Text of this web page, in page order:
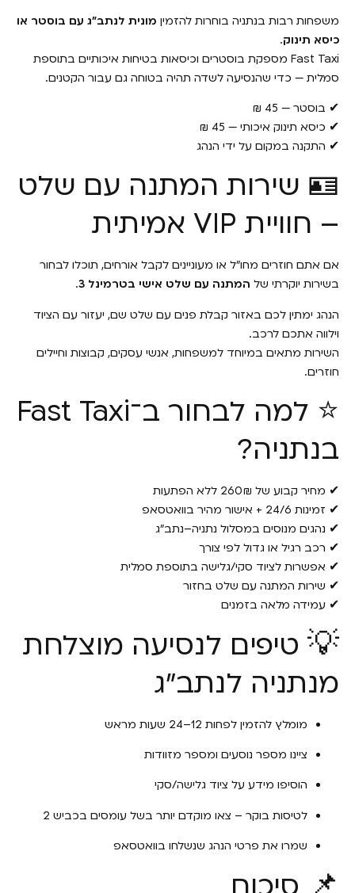
משפחות רבות בנתניה בוחרות להזמיןמונית לנתב״ג עם בוסטר או
כיסא תינוק.
Fast Taxi מספקת בוסטרים וכיסאות בטיחות איכותיים בתוספת
סמלית — כדי שהנסיעה לשדה תהיה בטוחה גם עבור הקטנים.
✔ בוסטר — 45 ₪
✔ כיסא תינוק איכותי — 45 ₪
✔ התקנה במקום על ידי הנהג
🪪 שירות המתנה עם שלט
– חוויית VIP אמיתית
אם אתם חוזרים מחו״ל או מעוניינים לקבל אורחים, תוכלו לבחור
בשירות יוקרתי שלהמתנה עם שלט אישי בטרמינל 3 .
הנהג ימתין לכם באזור קבלת פנים עם שלט שם, יעזור עם הציוד
וילווה אתכם לרכב.
השירות מתאים במיוחד למשפחות, אנשי עסקים, קבוצות וחיילים
חוזרים.
⭐ למה לבחור ב־Fast Taxi
בנתניה?
✔ מחיר קבוע של 260₪ ללא הפתעות
✔ זמינות 24/6 + אישור מהיר בוואטסאפ
✔ נהגים מנוסים במסלול נתניה–נתב״ג
✔ רכב רגיל או גדול לפי צורך
✔ אפשרות לציוד סקי/גלישה בתוספת סמלית
✔ שירות המתנה עם שלט בחזור
✔ עמידה מלאה בזמנים
💡 טיפים לנסיעה מוצלחת
מנתניה לנתב״ג
מומלץ להזמין לפחות 12–24 שעות מראש
ציינו מספר נוסעים ומספר מזוודות
הוסיפו מידע על ציוד גלישה/סקי
לטיסות בוקר – צאו מוקדם יותר בשל עומסים בכביש 2
שמרו את פרטי הנהג שנשלחו בוואטסאפ